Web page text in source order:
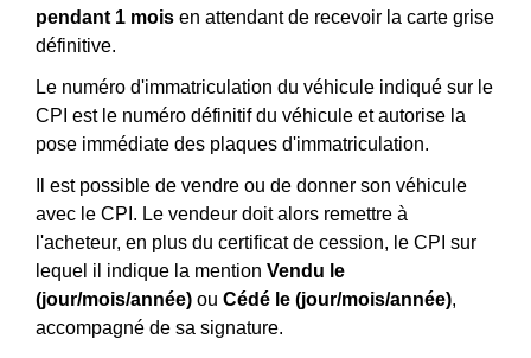
pendant 1 mois en attendant de recevoir la carte grise
définitive.
Le numéro d'immatriculation du véhicule indiqué sur le
CPI est le numéro définitif du véhicule et autorise la
pose immédiate des plaques d'immatriculation.
Il est possible de vendre ou de donner son véhicule
avec le CPI. Le vendeur doit alors remettre à
l'acheteur, en plus du certificat de cession, le CPI sur
lequel il indique la mention Vendu le
(jour/mois/année) ou Cédé le (jour/mois/année),
accompagné de sa signature.